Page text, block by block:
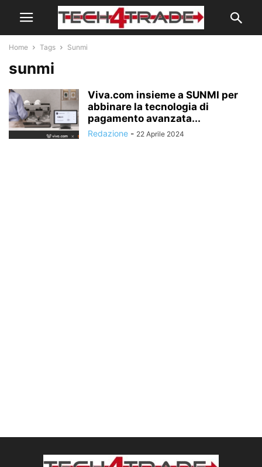
Home Tags Sunmi
sunmi
Viva.com insieme a SUNMI per
abbinare la tecnologia di
pagamento avanzata...
Redazione - 22 Aprile 2024